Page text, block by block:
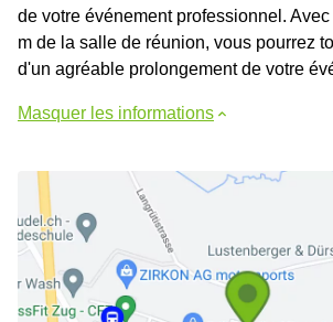
de votre événement professionnel.
m de la salle de réunion, vous pourrez
d'un agréable prolongement de votre
Masquer les informations